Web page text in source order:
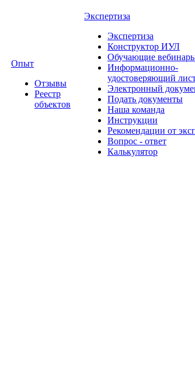
Опыт
Отзывы
Реестр
объектов
Экспертиза
Экспертиза
Конструктор ИУЛ
Обучающие
Информационно-
удостоверяющий
Электронный
Подать документы
Наша команда
Инструкции
Рекомендации от
Вопрос - ответ
Калькулятор